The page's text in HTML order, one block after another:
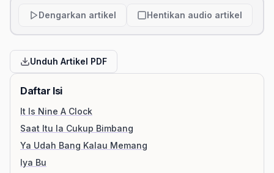
Dengarkan artikel Hentikan audio artikel
Unduh Artikel PDF
Daftar Isi
It Is Nine A Clock
Saat Itu Ia Cukup Bimbang
Ya Udah Bang Kalau Memang
Iya Bu